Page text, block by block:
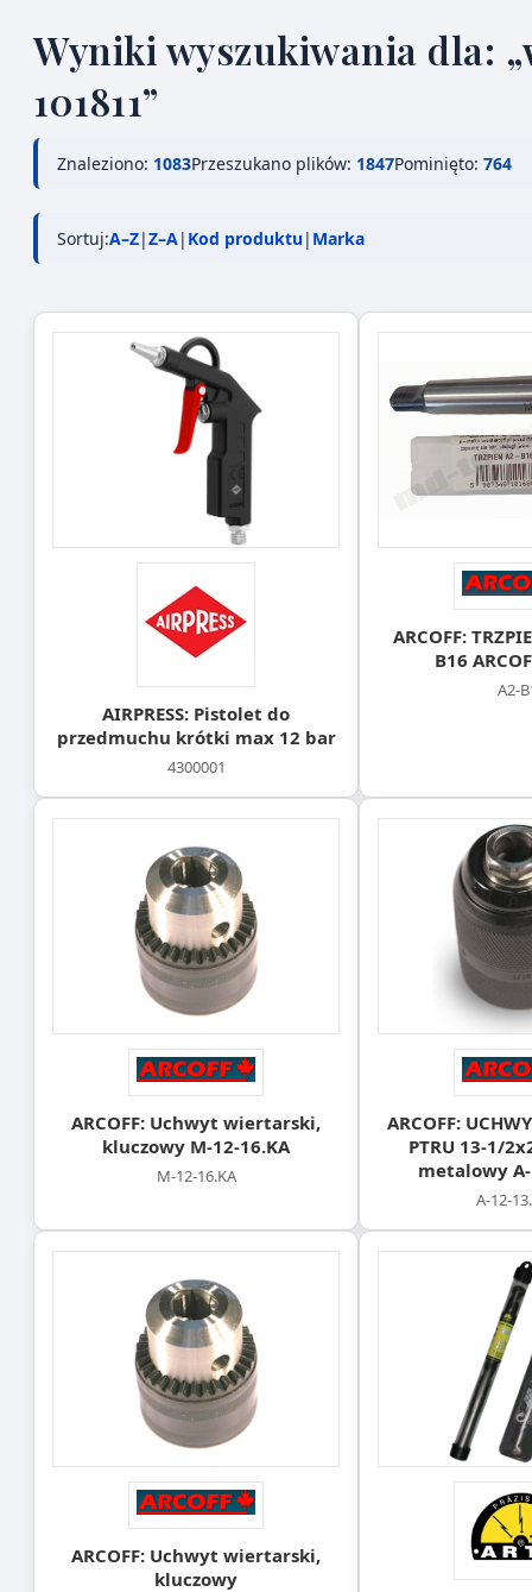
Wyniki wyszukiwania dla:
101811”
Znaleziono: 1083Przeszukano plików: 1847Pominięto: 764
Sortuj:A–Z|Z–A| Kod produktu| Marka
AIRPRESS: Pistolet do
przedmuchu krótki max 12 bar
4300001
ARCOFF:
B16
A2-
ARCOFF: Uchwyt wiertarski,
kluczowy M-12-16.KA
M-12-16.KA
ARCOFF:
PTRU 13-1/
metalowy
A-12-
ARCOFF: Uchwyt wiertarski,
kluczowy